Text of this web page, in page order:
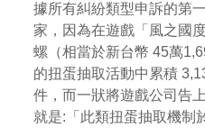
據所有糾紛類型申訴的第
家，因為在遊戲「風之國
螺（相當於新台幣 45萬
的扭蛋抽取活動中累積
件，而一狀將遊戲公司告
就是:「此類扭蛋抽取機制